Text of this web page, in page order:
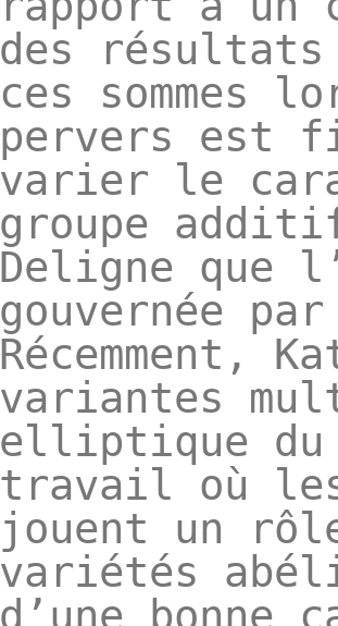
des
ces sommes
pervers est
varier le
groupe
Deligne que
gouvernée
Récemment,
variantes
elliptique du
travail où les
jouent un
variétés
d’une bonne